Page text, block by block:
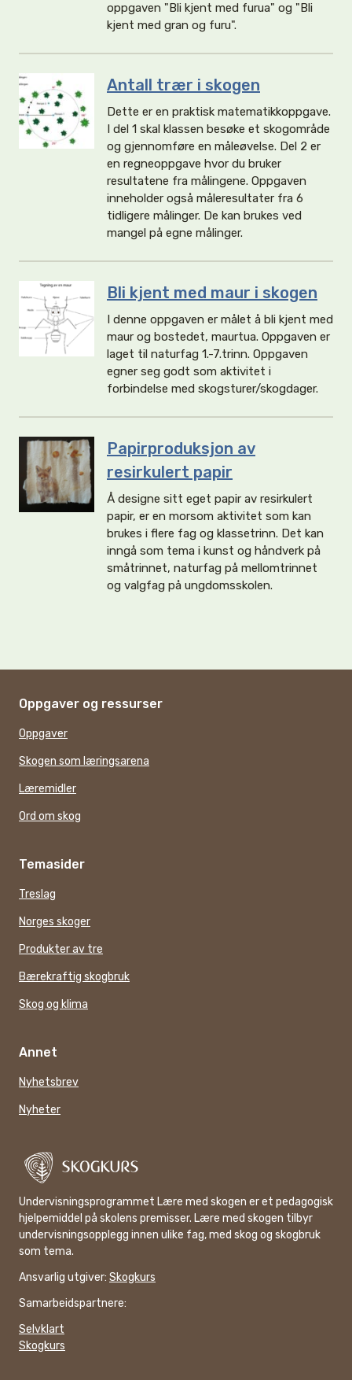
oppgaven "Bli kjent med furua" og "Bli
kjent med gran og furu".
Antall trær i skogen
Dette er en praktisk matematikkoppgave.
I del 1 skal klassen besøke et skogområde
og gjennomføre en måleøvelse. Del 2 er
en regneoppgave hvor du bruker
resultatene fra målingene. Oppgaven
inneholder også måleresultater fra 6
tidligere målinger. De kan brukes ved
mangel på egne målinger.
Bli kjent med maur i skogen
I denne oppgaven er målet å bli kjent med
maur og bostedet, maurtua. Oppgaven er
laget til naturfag 1.-7.trinn. Oppgaven
egner seg godt som aktivitet i
forbindelse med skogsturer/skogdager.
Papirproduksjon av
resirkulert papir
Å designe sitt eget papir av resirkulert
papir, er en morsom aktivitet som kan
brukes i flere fag og klassetrinn. Det kan
inngå som tema i kunst og håndverk på
småtrinnet, naturfag på mellomtrinnet
og valgfag på ungdomsskolen.
Oppgaver og ressurser
Oppgaver
Skogen som læringsarena
Læremidler
Ord om skog
Temasider
Treslag
Norges skoger
Produkter av tre
Bærekraftig skogbruk
Skog og klima
Annet
Nyhetsbrev
Nyheter
Undervisningsprogrammet Lære med skogen er et pedagogisk
hjelpemiddel på skolens premisser. Lære med skogen tilbyr
undervisningsopplegg innen ulike fag, med skog og skogbruk
som tema.
Ansvarlig utgiver: Skogkurs
Samarbeidspartnere:
Selvklart
Skogkurs